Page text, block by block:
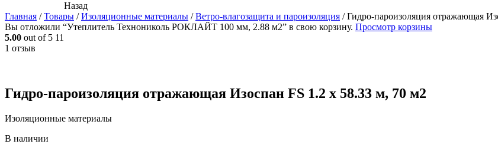
Назад
Главная /Товары /Изоляционные материалы /Ветро-влагозащита и пароизоляция /Гидро-пароизоляция отражающая
Вы отложили “Утеплитель Технониколь РОКЛАЙТ 100 мм, 2.88 м2” в свою корзину. Просмотр корзины
5.00 out of 5 11
1 отзыв
Гидро-пароизоляция отражающая Изоспан FS 1.2 х 58.33 м, 70 м2
Изоляционные материалы
В наличии